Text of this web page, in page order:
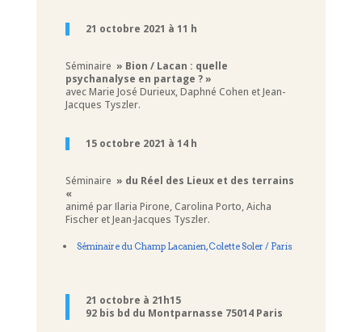
21 octobre 2021 à 11 h
Séminaire » Bion / Lacan : quelle
psychanalyse en partage ? »
avec Marie José Durieux, Daphné Cohen et Jean-
Jacques Tyszler.
15 octobre 2021 à 14 h
Séminaire » du Réel des Lieux et des terrains
«
animé par Ilaria Pirone, Carolina Porto, Aicha
Fischer et Jean-Jacques Tyszler.
Séminaire du Champ Lacanien, Colette Soler / Paris
21 octobre à 21h15
92 bis bd du Montparnasse 75014 Paris